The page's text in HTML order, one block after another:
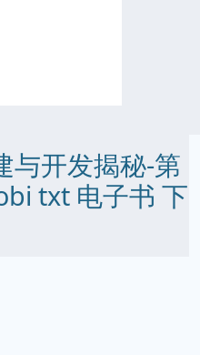
与开发揭秘-第
txt 电子书 下